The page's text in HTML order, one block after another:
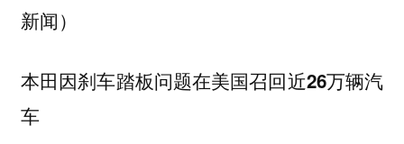
新闻）
本田因刹车踏板问题在美国召回近26万辆汽
车